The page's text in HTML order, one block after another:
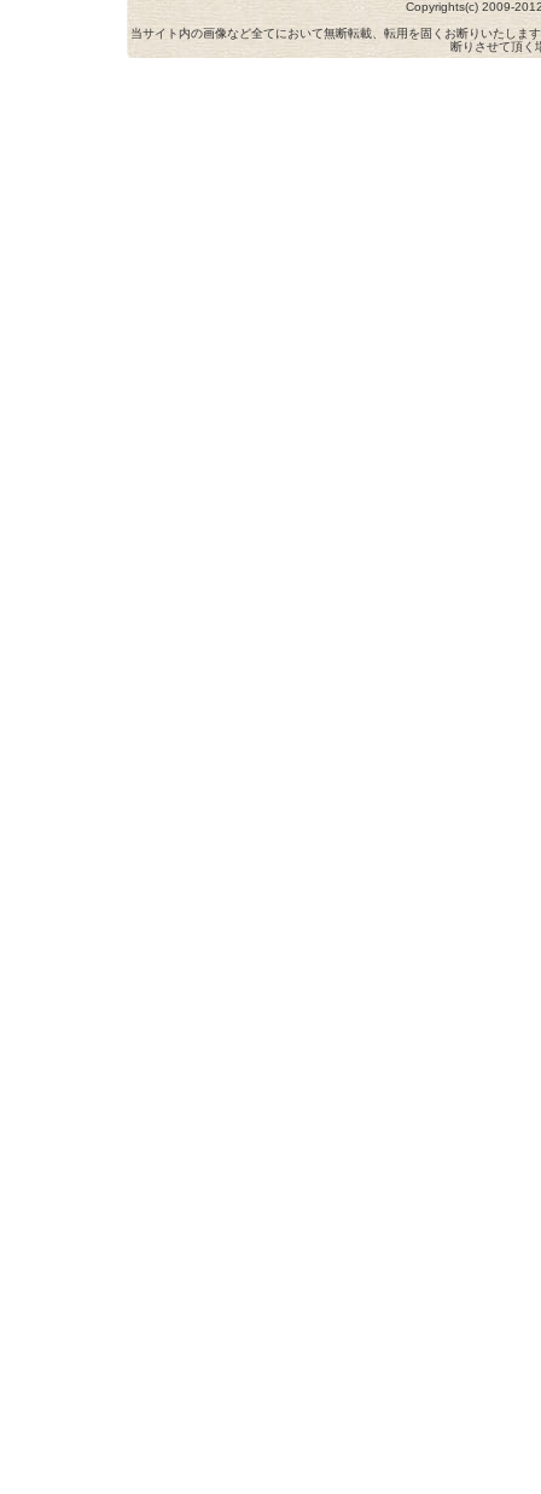
Copyrights(c) 2009-
当サイト内の画像など全てにおいて無断転載、転用を固くお断りいたしま
断りさせて頂く